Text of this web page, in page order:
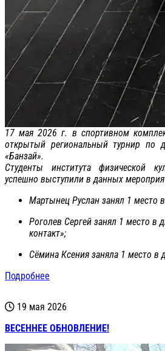
17 мая 2026 г. в спортивном
открытый региональный турнир по
«Банзай».
Студенты института физической
успешно выступили в данных
Мартынец Руслан занял 1 место
Роголев Сергей занял 1 место в
контакт»;
Сёмина Ксения заняла 1 место в
Подробнее
19 мая 2026
ВЕСЕННЕЕ ОБНОВЛЕНИЕ!